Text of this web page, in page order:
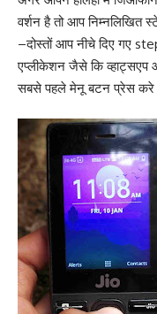
वर्शन है तो आप
–दोस्तों आप नीचे दिए गए
एप्लीकेशन जैसे कि
सबसे पहले मेनू बटन प्रेस करे